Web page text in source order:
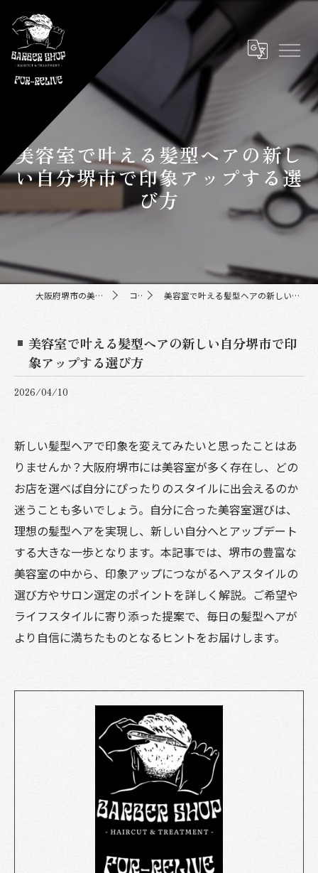
美容室で叶える髪型ヘアの新し
い自分堺市で印象アップする選
び方
大阪府堺市の美容室ならFor-Relive コラム 美容室で叶える髪型ヘアの新しい自分堺市で印象アップする選び方
美容室で叶える髪型ヘアの新しい自分堺市で印
象アップする選び方
2026/04/10
新しい髪型ヘアで印象を変えてみたいと思ったことはあ
りませんか？大阪府堺市には美容室が多く存在し、どの
お店を選べば自分にぴったりのスタイルに出会えるのか
迷うことも多いでしょう。自分に合った美容室選びは、
理想の髪型ヘアを実現し、新しい自分へとアップデート
する大きな一歩となります。本記事では、堺市の豊富な
美容室の中から、印象アップにつながるヘアスタイルの
選び方やサロン選定のポイントを詳しく解説。ご希望や
ライフスタイルに寄り添った提案で、毎日の髪型ヘアが
より自信に満ちたものとなるヒントをお届けします。